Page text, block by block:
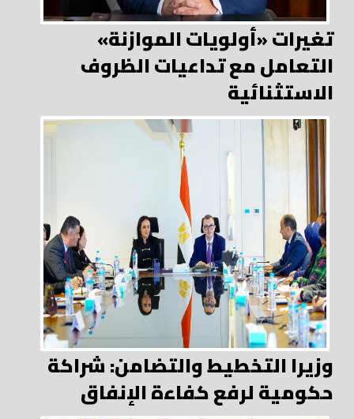
تغيرات «أولويات الموازنة»
التعامل مع تداعيات الظروف
الاستثنائية
وزيرا التخطيط والتضامن: شراكة
حكومية لرفع كفاءة الإنفاق